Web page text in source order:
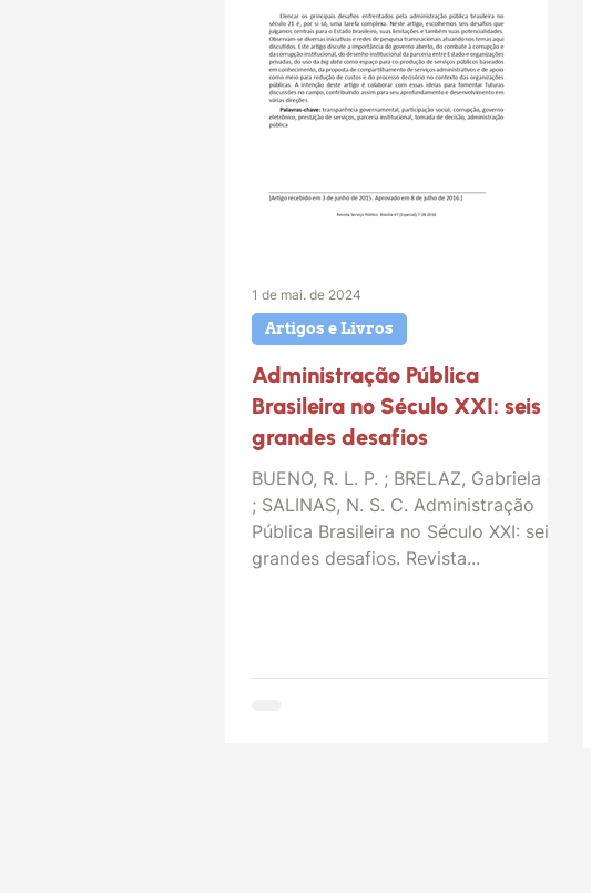
Administração Pública
Brasileira no Século XXI: seis
grandes desafios
BUENO, R. L. P. ; BRELAZ, Gabriela de
; SALINAS, N. S. C. Administração
Pública Brasileira no Século XXI: seis
grandes desafios. Revista...
Artigos e Livros
1 de mai. de 2024